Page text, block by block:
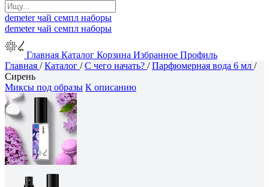
demeterчай семпл наборы
demeterчай семпл наборы
Главная Каталог Корзина Избранное Профиль
Главная /Каталог /С чего начать? /Парфюмерная вода 6 мл /
Сирень
Миксы под образы К описанию